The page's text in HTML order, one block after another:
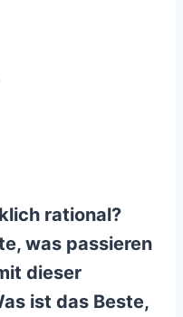
rational?
was passieren
dieser
ist das Beste,